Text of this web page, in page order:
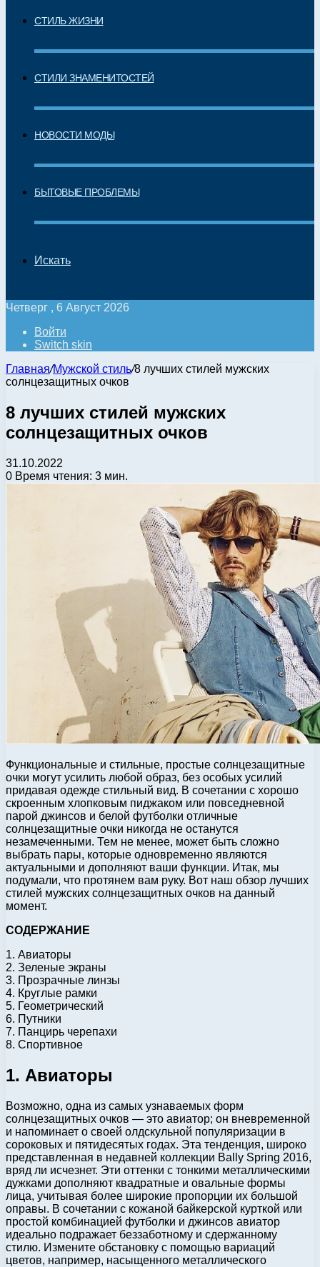
СТИЛЬ ЖИЗНИ
СТИЛИ ЗНАМЕНИТОСТЕЙ
НОВОСТИ МОДЫ
БЫТОВЫЕ ПРОБЛЕМЫ
Искать
Четверг , 6 Август 2026
Войти
Switch skin
Главная/Мужской стиль/8 лучших стилей мужских
солнцезащитных очков
8 лучших стилей мужских
солнцезащитных очков
31.10.2022
0 Время чтения: 3 мин.
Функциональные и стильные, простые солнцезащитные
очки могут усилить любой образ, без особых усилий
придавая одежде стильный вид. В сочетании с хорошо
скроенным хлопковым пиджаком или повседневной
парой джинсов и белой футболки отличные
солнцезащитные очки никогда не останутся
незамеченными. Тем не менее, может быть сложно
выбрать пары, которые одновременно являются
актуальными и дополняют ваши функции. Итак, мы
подумали, что протянем вам руку. Вот наш обзор лучших
стилей мужских солнцезащитных очков на данный
момент.
СОДЕРЖАНИЕ
1. Авиаторы
2. Зеленые экраны
3. Прозрачные линзы
4. Круглые рамки
5. Геометрический
6. Путники
7. Панцирь черепахи
8. Спортивное
1. Авиаторы
Возможно, одна из самых узнаваемых форм
солнцезащитных очков — это авиатор; он вневременной
и напоминает о своей олдскульной популяризации в
сороковых и пятидесятых годах. Эта тенденция, широко
представленная в недавней коллекции Bally Spring 2016,
вряд ли исчезнет. Эти оттенки с тонкими металлическими
дужками дополняют квадратные и овальные формы
лица, учитывая более широкие пропорции их большой
оправы. В сочетании с кожаной байкерской курткой или
простой комбинацией футболки и джинсов авиатор
идеально подражает беззаботному и сдержанному
стилю. Измените обстановку с помощью вариаций
цветов, например, насыщенного металлического